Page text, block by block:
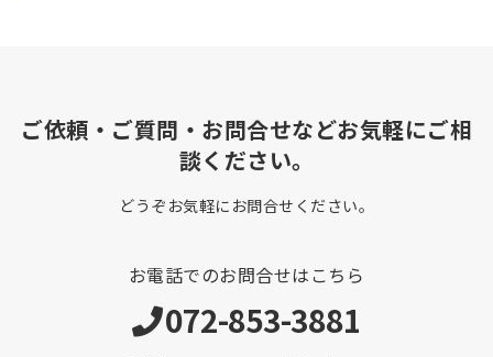
ご依頼・ご質問・お問合せなどお気軽にご相
談ください。
どうぞお気軽にお問合せください。
お電話でのお問合せはこちら
072-853-3881